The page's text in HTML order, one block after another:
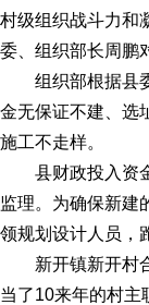
村级组织战斗力和
委、组织部长周鹏
组织部根据县
金无保证不建、选
施工不走样。
县财政投入资
监理。为确保新建
领规划设计人员，
新开镇新开村
当了10来年的村主